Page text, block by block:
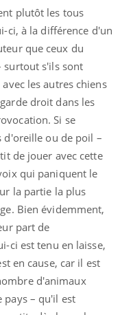
plutôt les tous
ci, à la différence d'un
que ceux du
surtout s'ils sont
les autres chiens
droit dans les
Si se
d'oreille ou de poil –
de jouer avec cette
qui paniquent le
la partie la plus
Bien évidemment,
part de
ci est tenu en laisse,
en cause, car il est
d'animaux
pays – qu'il est